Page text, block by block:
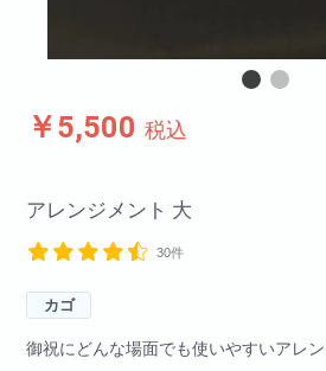
￥5,500 税込
アレンジメント 大
30件
カゴ
御祝にどんな場面でも使いやすいアレン